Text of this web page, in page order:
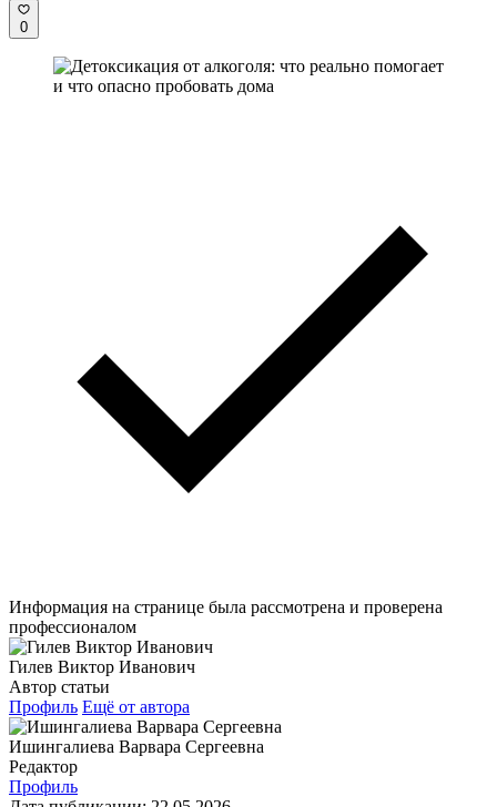
0
Информация на странице была рассмотрена и проверена
профессионалом
Гилев Виктор Иванович
Автор статьи
Профиль Ещё от автора
Ишингалиева Варвара Сергеевна
Редактор
Профиль